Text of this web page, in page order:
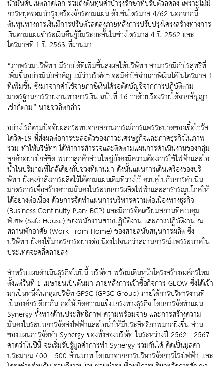
น้ำมันดิบในตลาดโลก รวมถึงต้นทุนค่าบำรุงรักษาที่ปรับตัวลดลง เพราะไม่มี
การหยุดซ่อมบำรุงเครื่องจักรตามแผน ดังเช่นไตรมาส 4/62 นอกจากนี้
ต้นทุนทางการเงินมีการปรับตัวลดลงภายหลังการปรับปรุงโครงสร้างทางการ
เงินตามแผนชำระเงินคืนกู้ยืมระยะสั้นในช่วงไตรมาส 4 ปี 2562 และ
ไตรมาสที่ 1 ปี 2563 ที่ผ่านมา
“ภาพรวมบริษัทฯ มีรายได้ที่เพิ่มขึ้นส่งผลให้บริษัทฯ สามารถมีกำไรสุทธิที่
เพิ่มขึ้นอย่างมีนัยสำคัญ แม้ว่าบริษัทฯ จะมีค่าใช้จ่ายภาษีเงินได้ในไตรมาส 1
ที่เพิ่มขึ้น ซึ่งมาจากค่าใช้จ่ายภาษีเงินได้รอตัดบัญชีจากการปฏิบัติตาม
มาตรฐานการรายงานทางการเงิน ฉบับที่ 16 ว่าด้วยเรื่องรายได้จากสัญญา
เช่าก็ตาม” นายชวลิตกล่าว
อย่างไรก็ตามปัจจัยผลกระทบจากสถานการณ์การแพร่ระบาดของเชื้อไวรัส
โควิด-19 ที่ส่งผลต่อการชะลอตัวของภาวะเศรษฐกิจและภาคธุรกิจในภาพ
รวม ทำให้บริษัทฯ ได้ทำการสำรวจและติดตามแผนการดำเนินงานของกลุ่ม
ลูกค้าอย่างใกล้ชิด พบว่าลูกค้าส่วนใหญ่ยังคงมีความต้องการใช้ไฟฟ้าและไอ
น้ำในปริมาณที่ใกล้เคียงกับช่วงที่ผ่านมา ดังนั้นแผนการเดินเครื่องของบริ
ษัทฯ ยังคงกำลังการผลิตไว้ได้ตามแผนเดิมที่วางไว้ ควบคู่ไปกับการดำเนิน
มาตรการเพื่อสร้างความมั่นคงในระบบการผลิตไฟฟ้าและสาธารณูปโภคให้
ได้อย่างต่อเนื่อง ด้วยการจัดทำแผนการบริหารความต่อเนื่องทางธุรกิจ
(Business Continuity Plan: BCP) และมีการจัดเตรียมสถานที่ควบคุม
พิเศษ (Safe House) ของพนักงานสายปฏิบัติงาน และการปฏิบัติงาน ณ
สถานพักอาศัย (Work From Home) ของสายสนับสนุนการผลิต ซึ่ง
บริษัทฯ ยังคงใช้มาตรการอย่างต่อเนื่องไปจนกว่าสถานการณ์แพร่ระบาดใน
ประเทศจะคลี่คลายลง
สำหรับแผนดำเนินธุรกิจในปีนี้ บริษัทฯ พร้อมเดินหน้าโครงสร้างองค์กรใหม่
ตั้งแต่วันที่ 1 เมษายนเป็นต้นมา ภายหลังการเข้าซื้อกิจการ GLOW ซึ่งได้เข้า
มาเป็นหนึ่งในกลุ่มบริษัท GPSC (GPSC Group) ภายใต้การบริหารงานที่
เป็นองค์กรเดียวกัน ก่อให้เกิดความแข็งแกร่งทางธุรกิจ โดยการจัดทำแผน
Synergy ทั้งทางด้านประสิทธิภาพ ความพร้อมจ่าย และการสร้างความ
มั่นคงในระบบการจัดส่งไฟฟ้าและไอน้ำให้มีประสิทธิภาพมากยิ่งขึ้น ส่วน
ของแผนการจัดทำ Synergy ของทั้งสองบริษัท ในระหว่างปี 2562 - 2567
คาดว่าในปีนี้ จะเริ่มรับรู้มูลค่าการทำ Synergy ร่วมกันได้ คิดเป็นมูลค่า
ประมาณ 400 - 500 ล้านบาท โดยมาจากการบริหารจัดการโรงไฟฟ้า และ